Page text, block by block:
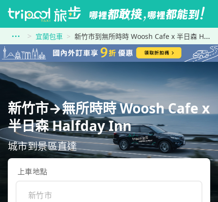
宜蘭包車 新竹市到無所時時 Woosh Cafe x 半日森 Halfday Inn
新竹市→無所時時 Woosh Cafe x
半日森 Halfday Inn
城市到景區直達
上車地點